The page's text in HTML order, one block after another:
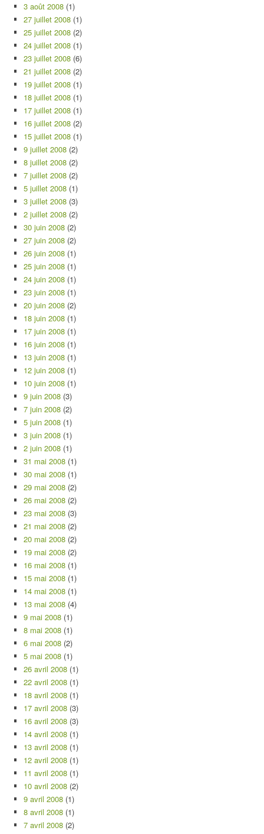
3 août 2008 (1)
27 juillet 2008 (1)
25 juillet 2008 (2)
24 juillet 2008 (1)
23 juillet 2008 (6)
21 juillet 2008 (2)
19 juillet 2008 (1)
18 juillet 2008 (1)
17 juillet 2008 (1)
16 juillet 2008 (2)
15 juillet 2008 (1)
9 juillet 2008 (2)
8 juillet 2008 (2)
7 juillet 2008 (2)
5 juillet 2008 (1)
3 juillet 2008 (3)
2 juillet 2008 (2)
30 juin 2008 (2)
27 juin 2008 (2)
26 juin 2008 (1)
25 juin 2008 (1)
24 juin 2008 (1)
23 juin 2008 (1)
20 juin 2008 (2)
18 juin 2008 (1)
17 juin 2008 (1)
16 juin 2008 (1)
13 juin 2008 (1)
12 juin 2008 (1)
10 juin 2008 (1)
9 juin 2008 (3)
7 juin 2008 (2)
5 juin 2008 (1)
3 juin 2008 (1)
2 juin 2008 (1)
31 mai 2008 (1)
30 mai 2008 (1)
29 mai 2008 (2)
26 mai 2008 (2)
23 mai 2008 (3)
21 mai 2008 (2)
20 mai 2008 (2)
19 mai 2008 (2)
16 mai 2008 (1)
15 mai 2008 (1)
14 mai 2008 (1)
13 mai 2008 (4)
9 mai 2008 (1)
8 mai 2008 (1)
6 mai 2008 (2)
5 mai 2008 (1)
26 avril 2008 (1)
22 avril 2008 (1)
18 avril 2008 (1)
17 avril 2008 (3)
16 avril 2008 (3)
14 avril 2008 (1)
13 avril 2008 (1)
12 avril 2008 (1)
11 avril 2008 (1)
10 avril 2008 (2)
9 avril 2008 (1)
8 avril 2008 (1)
7 avril 2008 (2)